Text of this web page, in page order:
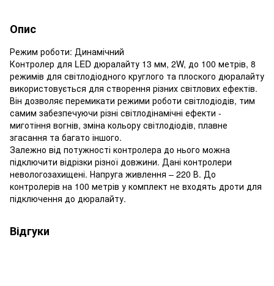
Опис
Режим роботи: Динамічний
Контролер для LED дюралайту 13 мм, 2W, до 100 метрів, 8
режимів для світлодіодного круглого та плоского дюралайту
використовується для створення різних світлових ефектів.
Він дозволяє перемикати режими роботи світлодіодів, тим
самим забезпечуючи різні світлодінамічні ефекти -
миготіння вогнів, зміна кольору світлодіодів, плавне
згасання та багато іншого.
Залежно від потужності контролера до нього можна
підключити відрізки різної довжини. Дані контролери
невологозахищені. Напруга живлення – 220 В. До
контролерів на 100 метрів у комплект не входять дроти для
підключення до дюралайту.
Відгуки